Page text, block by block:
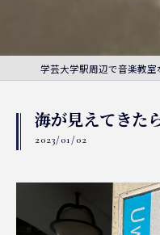
海が見えてきた
2023/01/02